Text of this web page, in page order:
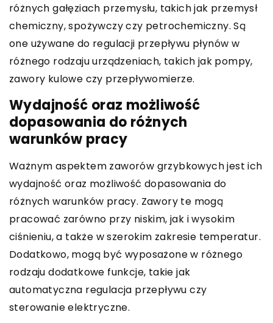
różnych gałęziach przemysłu, takich jak przemysł
chemiczny, spożywczy czy petrochemiczny. Są
one używane do regulacji przepływu płynów w
różnego rodzaju urządzeniach, takich jak pompy,
zawory kulowe czy przepływomierze.
Wydajność oraz możliwość
dopasowania do różnych
warunków pracy
Ważnym aspektem zaworów grzybkowych jest ich
wydajność oraz możliwość dopasowania do
różnych warunków pracy. Zawory te mogą
pracować zarówno przy niskim, jak i wysokim
ciśnieniu, a także w szerokim zakresie temperatur.
Dodatkowo, mogą być wyposażone w różnego
rodzaju dodatkowe funkcje, takie jak
automatyczna regulacja przepływu czy
sterowanie elektryczne.